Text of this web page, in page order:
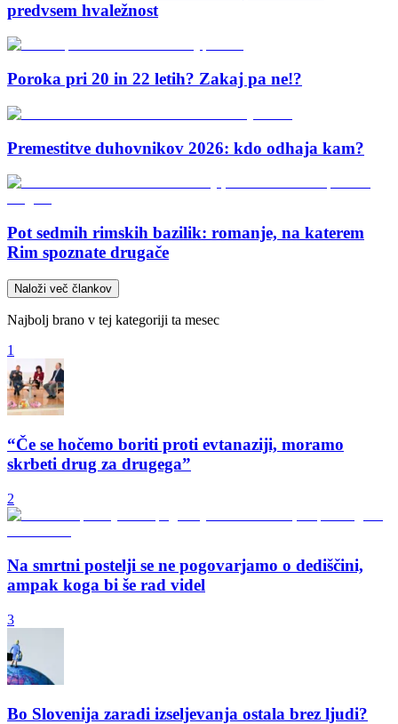
predvsem hvaležnost
Poroka pri 20 in 22 letih? Zakaj pa ne!?
Premestitve duhovnikov 2026: kdo odhaja kam?
Pot sedmih rimskih bazilik: romanje, na katerem
Rim spoznate drugače
Naloži več člankov
Najbolj brano v tej kategoriji ta mesec
1
“Če se hočemo boriti proti evtanaziji, moramo
skrbeti drug za drugega”
2
Na smrtni postelji se ne pogovarjamo o dediščini,
ampak koga bi še rad videl
3
Bo Slovenija zaradi izseljevanja ostala brez ljudi?